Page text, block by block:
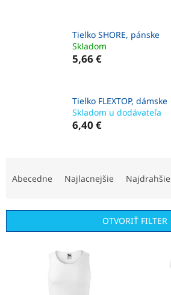
Tielko SHORE, pánske
Skladom
5,66 €
Tielko FLEXTOP, dámske
Skladom u dodávateľa
6,40 €
i
Abecedne Najlacnejšie Najdrahšie
OTVORIŤ FILTER